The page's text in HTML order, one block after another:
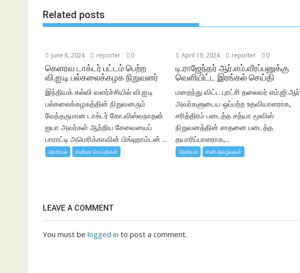
Related posts
June 8, 2024 reporter 0
கெளரவ டாக்டர் பட்டம் பெற்ற
வி.ஐ.டி பல்கலைக்கழக நிறுவனர்
இந்தியக் கல்வி வளர்ச்சியில் வி.ஐ.டி
பல்கலைக்கழகத்தின் நிறுவனரும்
வேந்தருமான டாக்டர் கோ.விஸ்வநாதன்
ஐயா அவர்கள் ஆற்றிய சேவையைப்
பாராட்டி அமெரிக்காவின் பிங்ஹாம்டன் ...
அரசியல் சினிமா செய்திகள்
April 10, 2024 reporter 0
டி.ராஜேந்தர் ஆர்.எம்.வீரப்பனுக்கு
வெளியிட்ட இரங்கல் செய்தி
மறைந்து விட்ட புரட்சி தலைவர் எம்.ஜி.ஆர்
அவர்களுடைய ஒப்பற்ற உதவியாளராக,
சரித்திரம் படைத்த சத்யா மூவிஸ்
நிறுவனத்தின் சாதனை படைத்த
தயாரிப்பாளராக,...
அரசியல் சினி-நிகழ்வுகள்
LEAVE A COMMENT
You must be logged in to post a comment.